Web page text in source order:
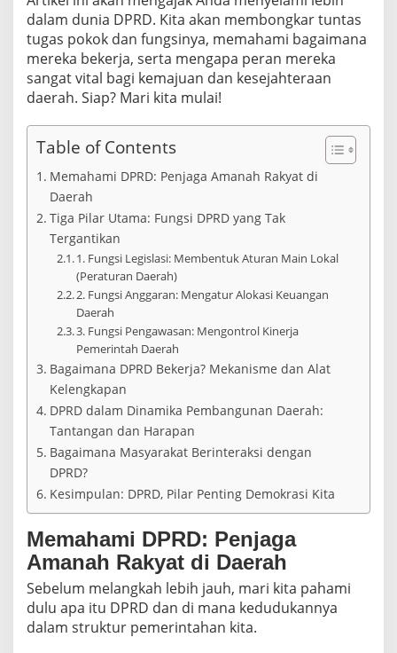
n
g
s
i
n
d
a
i
t
P
m
r
t
h
a
D
r
a
h
dalam dunia DPRD. Kita akan membongkar tuntas
tugas pokok dan fungsinya, memahami bagaimana
mereka bekerja, serta mengapa peran mereka
sangat vital bagi kemajuan dan kesejahteraan
daerah. Siap? Mari kita mulai!
Table of Contents
Memahami DPRD: Penjaga Amanah Rakyat di
Daerah
Tiga Pilar Utama: Fungsi DPRD yang Tak
Tergantikan
1. Fungsi Legislasi: Membentuk Aturan Main Lokal
(Peraturan Daerah)
2. Fungsi Anggaran: Mengatur Alokasi Keuangan
Daerah
3. Fungsi Pengawasan: Mengontrol Kinerja
Pemerintah Daerah
Bagaimana DPRD Bekerja? Mekanisme dan Alat
Kelengkapan
DPRD dalam Dinamika Pembangunan Daerah:
Tantangan dan Harapan
Bagaimana Masyarakat Berinteraksi dengan
DPRD?
Kesimpulan: DPRD, Pilar Penting Demokrasi Kita
Memahami DPRD: Penjaga
Amanah Rakyat di Daerah
Sebelum melangkah lebih jauh, mari kita pahami
dulu apa itu DPRD dan di mana kedudukannya
dalam struktur pemerintahan kita.